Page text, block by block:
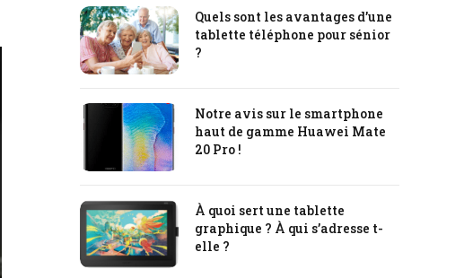
Quels sont les avantages d’une
tablette téléphone pour sénior
?
Notre avis sur le smartphone
haut de gamme Huawei Mate
20 Pro !
À quoi sert une tablette
graphique ? À qui s’adresse t-
elle ?